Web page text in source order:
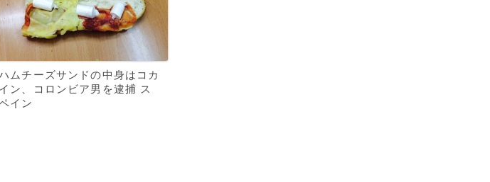
ムチーズサンドの中身はコカ
イン、コロンビア男を逮捕 ス
イン